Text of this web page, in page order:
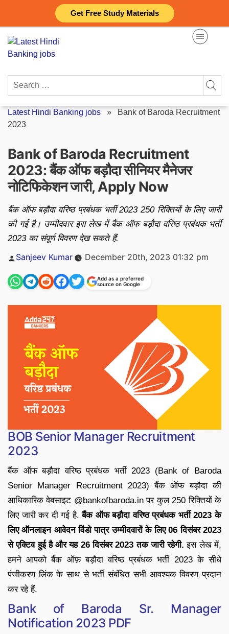
Get Free Study Materials
content
Search
Latest Hindi Banking jobs » Bank of Baroda Recruitment
2023
Bank of Baroda Recruitment
2023: बैंक ऑफ बड़ौदा सीनियर मैनेजर
नोटिफिकेशन जारी, Apply Now
बैंक ऑफ बड़ौदा वरिष्ठ प्रबंधक भर्ती 2023 250 रिक्तियों के लिए जारी
की गई है। उम्मीदवार इस लेख में बैंक ऑफ बड़ौदा वरिष्ठ प्रबंधक भर्ती
2023 का संपूर्ण विवरण देख सकते हैं.
Posted
Sanjeev Kumar December 20th, 2023 01:32 pm
Add as a preferred
source on Google
BOB Senior Manager Recruitment
2023
बैंक ऑफ बड़ौदा वरिष्ठ प्रबंधक भर्ती 2023 (Bank of Baroda
Senior Manager Recruitment 2023) बैंक ऑफ बड़ौदा की
आधिकारिक वेबसाइट @bankofbaroda.in पर कुल 250 रिक्तियों के
लिए जारी कर दी गई है.बैंक ऑफ बड़ौदा वरिष्ठ प्रबंधक भर्ती 2023 के
लिए ऑनलाइन आवेदन विंडो पात्र उम्मीदवारों के लिए 06 दिसंबर 2023
से एक्टिव हुई है और यह 26 दिसंबर 2023 तक जारी रहेगी. इस लेख में,
हमने आपको बैंक ऑफ़ बड़ौदा वरिष्ठ प्रबंधक भर्ती 2023 के सीधे
पंजीकरण लिंक के साथ से भर्ती संबंधित सभी आवश्यक विवरण प्रदान
कर रहे हैं.
Bank of Baroda Sr. Manager
Notification 2023 PDF